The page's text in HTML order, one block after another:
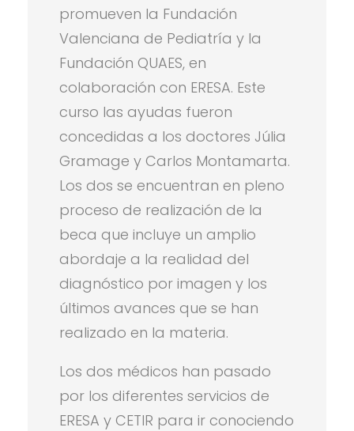
promueven la Fundación
Valenciana de Pediatría y la
Fundación QUAES, en
colaboración con ERESA. Este
curso las ayudas fueron
concedidas a los doctores Júlia
Gramage y Carlos Montamarta.
Los dos se encuentran en pleno
proceso de realización de la
beca que incluye un amplio
abordaje a la realidad del
diagnóstico por imagen y los
últimos avances que se han
realizado en la materia.
Los dos médicos han pasado
por los diferentes servicios de
ERESA y CETIR para ir conociendo